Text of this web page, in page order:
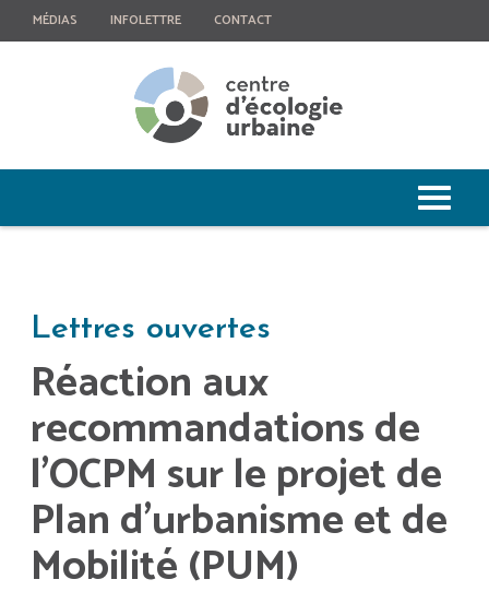
MÉDIAS INFOLETTRE CONTACT
Lettres ouvertes
Réaction aux
recommandations de
l’OCPM sur le projet de
Plan d'urbanisme et de
Mobilité (PUM)